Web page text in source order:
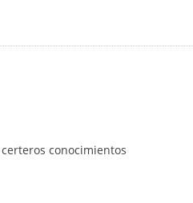
conocimientos